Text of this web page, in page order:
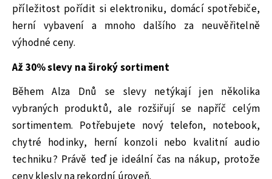
příležitost pořídit si elektroniku, domácí spotřebiče,
herní vybavení a mnoho dalšího za neuvěřitelně
výhodné ceny.
Až 30% slevy na široký sortiment
Během Alza Dnů se slevy netýkají jen několika
vybraných produktů, ale rozšiřují se napříč celým
sortimentem. Potřebujete nový telefon, notebook,
chytré hodinky, herní konzoli nebo kvalitní audio
techniku? Právě teď je ideální čas na nákup, protože